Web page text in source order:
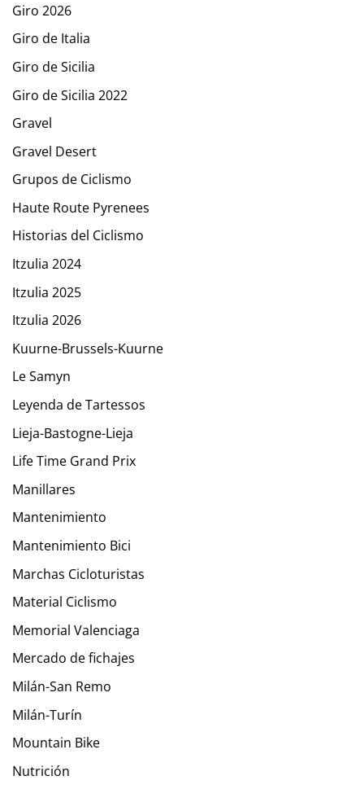
Giro 2026
Giro de Italia
Giro de Sicilia
Giro de Sicilia 2022
Gravel
Gravel Desert
Grupos de Ciclismo
Haute Route Pyrenees
Historias del Ciclismo
Itzulia 2024
Itzulia 2025
Itzulia 2026
Kuurne-Brussels-Kuurne
Le Samyn
Leyenda de Tartessos
Lieja-Bastogne-Lieja
Life Time Grand Prix
Manillares
Mantenimiento
Mantenimiento Bici
Marchas Cicloturistas
Material Ciclismo
Memorial Valenciaga
Mercado de fichajes
Milán-San Remo
Milán-Turín
Mountain Bike
Nutrición